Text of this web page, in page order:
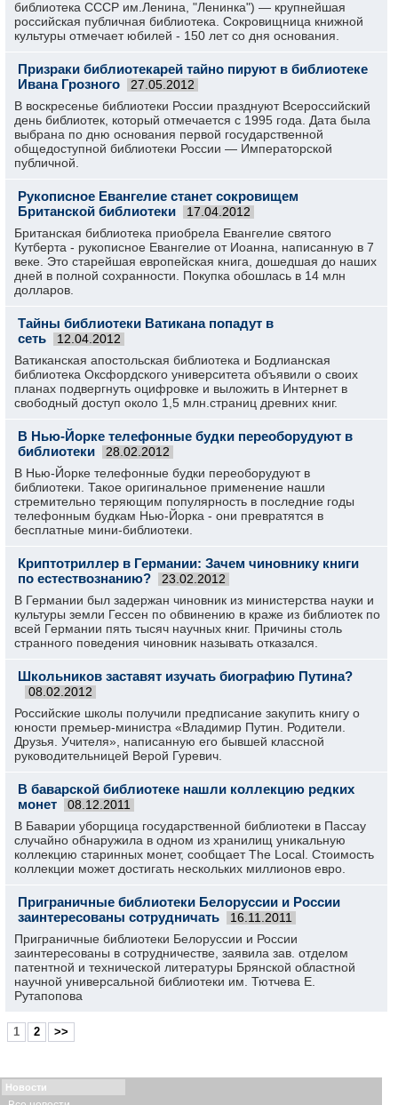
библиотека СССР им.Ленина, "Ленинка") — крупнейшая
российская публичная библиотека. Сокровищница книжной
культуры отмечает юбилей - 150 лет со дня основания.
Призраки библиотекарей тайно пируют в библиотеке
Ивана Грозного
27.05.2012
В воскресенье библиотеки России празднуют Всероссийский
день библиотек, который отмечается с 1995 года. Дата была
выбрана по дню основания первой государственной
общедоступной библиотеки России — Императорской
публичной.
Рукописное Евангелие станет сокровищем
Британской библиотеки
17.04.2012
Британская библиотека приобрела Евангелие святого
Кутберта - рукописное Евангелие от Иоанна, написанную в 7
веке. Это старейшая европейская книга, дошедшая до наших
дней в полной сохранности. Покупка обошлась в 14 млн
долларов.
Тайны библиотеки Ватикана попадут в
сеть
12.04.2012
Ватиканская апостольская библиотека и Бодлианская
библиотека Оксфордского университета объявили о своих
планах подвергнуть оцифровке и выложить в Интернет в
свободный доступ около 1,5 млн.страниц древних книг.
В Нью-Йорке телефонные будки переоборудуют в
библиотеки
28.02.2012
В Нью-Йорке телефонные будки переоборудуют в
библиотеки. Такое оригинальное применение нашли
стремительно теряющим популярность в последние годы
телефонным будкам Нью-Йорка - они превратятся в
бесплатные мини-библиотеки.
Криптотриллер в Германии: Зачем чиновнику книги
по естествознанию?
23.02.2012
В Германии был задержан чиновник из министерства науки и
культуры земли Гессен по обвинению в краже из библиотек по
всей Германии пять тысяч научных книг. Причины столь
странного поведения чиновник называть отказался.
Школьников заставят изучать биографию Путина?
08.02.2012
Российские школы получили предписание закупить книгу о
юности премьер-министра «Владимир Путин. Родители.
Друзья. Учителя», написанную его бывшей классной
руководительницей Верой Гуревич.
В баварской библиотеке нашли коллекцию редких
монет
08.12.2011
В Баварии уборщица государственной библиотеки в Пассау
случайно обнаружила в одном из хранилищ уникальную
коллекцию старинных монет, сообщает The Local. Стоимость
коллекции может достигать нескольких миллионов евро.
Приграничные библиотеки Белоруссии и России
заинтересованы сотрудничать
16.11.2011
Приграничные библиотеки Белоруссии и России
заинтересованы в сотрудничестве, заявила зав. отделом
патентной и технической литературы Брянской областной
научной универсальной библиотеки им. Тютчева Е.
Рутапопова
1 2 >>
Новости